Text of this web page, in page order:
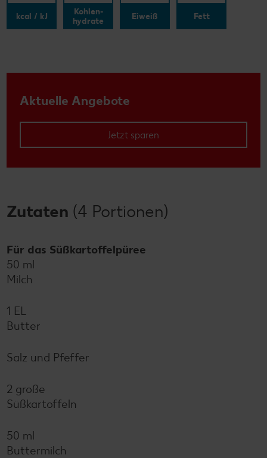
kcal / kJ
Kohlen-
hydrate
Eiweiß Fett
Aktuelle Angebote
Jetzt sparen
Zutaten (4 Portionen)
Für das Süßkartoffelpüree
50 ml
Milch
1 EL
Butter
Salz und Pfeffer
2 große
Süßkartoffeln
50 ml
Buttermilch